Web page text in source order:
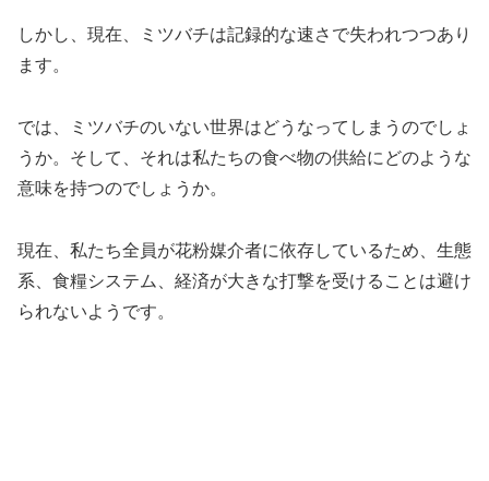
しかし、現在、ミツバチは記録的な速さで失われつつあり
ます。
では、ミツバチのいない世界はどうなってしまうのでしょ
うか。そして、それは私たちの食べ物の供給にどのような
意味を持つのでしょうか。
現在、私たち全員が花粉媒介者に依存しているため、生態
系、食糧システム、経済が大きな打撃を受けることは避け
られないようです。